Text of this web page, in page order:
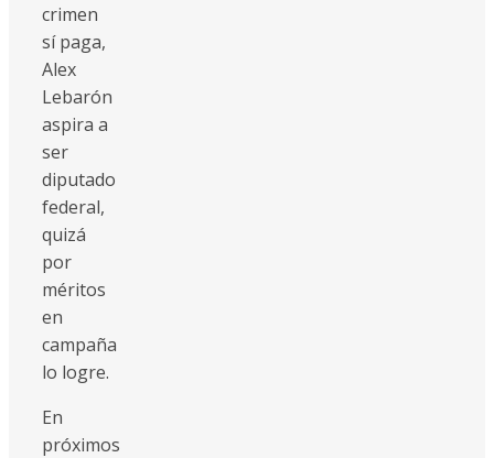
crimen
sí paga,
Alex
Lebarón
aspira a
ser
diputado
federal,
quizá
por
méritos
en
campaña
lo logre.
En
próximos